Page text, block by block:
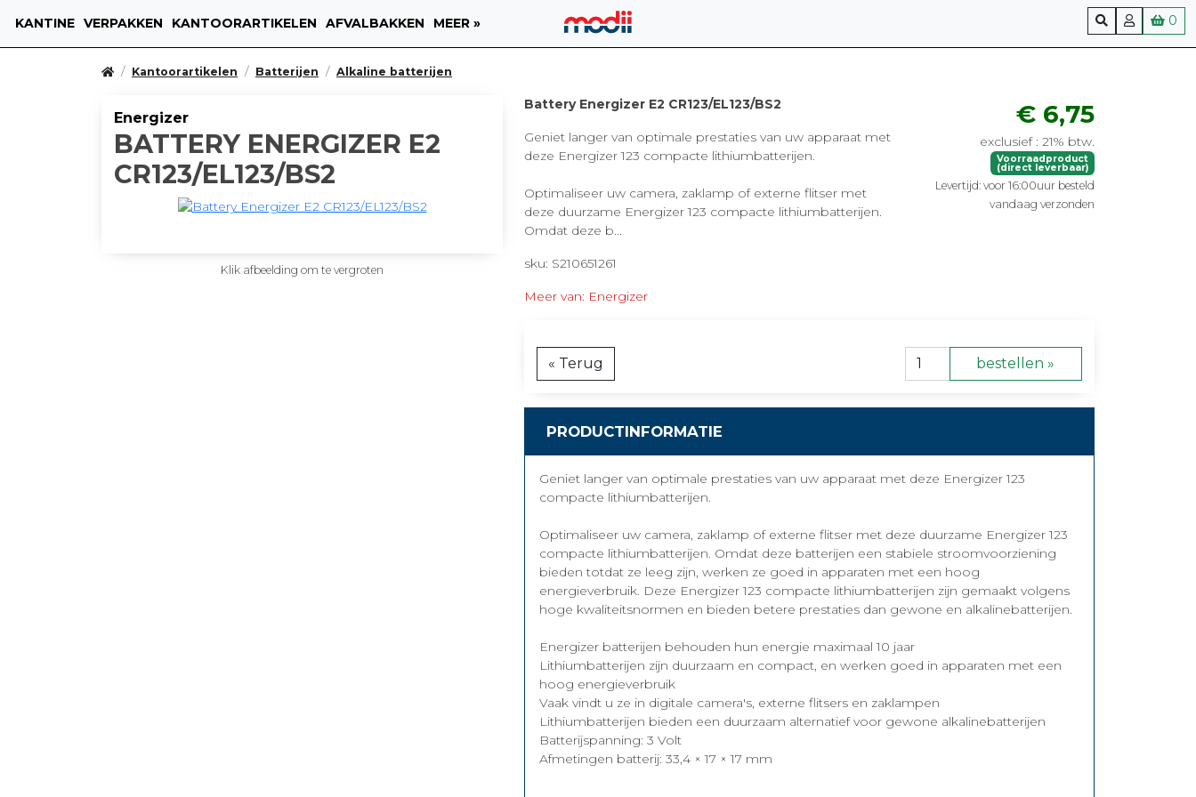
KANTINE VERPAKKEN KANTOORARTIKELEN AFVALBAKKEN MEER » 0
Kantoorartikelen Batterijen Alkaline batterijen
Energizer
BATTERY ENERGIZER E2
CR123/EL123/BS2
Klik afbeelding om te vergroten
Battery Energizer E2 CR123/EL123/BS2
Geniet langer van optimale prestaties van uw apparaat met
deze Energizer 123 compacte lithiumbatterijen.
Optimaliseer uw camera, zaklamp of externe flitser met
deze duurzame Energizer 123 compacte lithiumbatterijen.
Omdat deze b...
sku: S210651261
Meer van: Energizer
€ 6,75
exclusief : 21% btw.
Voorraadproduct
(direct leverbaar)
Levertijd: voor 16:00uur besteld
vandaag verzonden
« Terug bestellen »
PRODUCTINFORMATIE
Geniet langer van optimale prestaties van uw apparaat met deze Energizer 123
compacte lithiumbatterijen.
Optimaliseer uw camera, zaklamp of externe flitser met deze duurzame Energizer 123
compacte lithiumbatterijen. Omdat deze batterijen een stabiele stroomvoorziening
bieden totdat ze leeg zijn, werken ze goed in apparaten met een hoog
energieverbruik. Deze Energizer 123 compacte lithiumbatterijen zijn gemaakt volgens
hoge kwaliteitsnormen en bieden betere prestaties dan gewone en alkalinebatterijen.
Energizer batterijen behouden hun energie maximaal 10 jaar
Lithiumbatterijen zijn duurzaam en compact, en werken goed in apparaten met een
hoog energieverbruik
Vaak vindt u ze in digitale camera's, externe flitsers en zaklampen
Lithiumbatterijen bieden een duurzaam alternatief voor gewone alkalinebatterijen
Batterijspanning: 3 Volt
Afmetingen batterij: 33,4 × 17 × 17 mm